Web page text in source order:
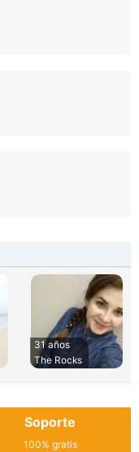
31 años
The Rocks
Soporte
100% gratis